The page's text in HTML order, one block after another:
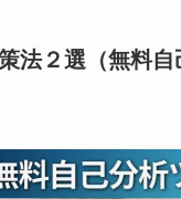
法２選（無料